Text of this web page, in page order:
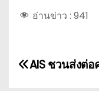
อ่านข่าว : 941
แAIS ชวนส่งต่อ